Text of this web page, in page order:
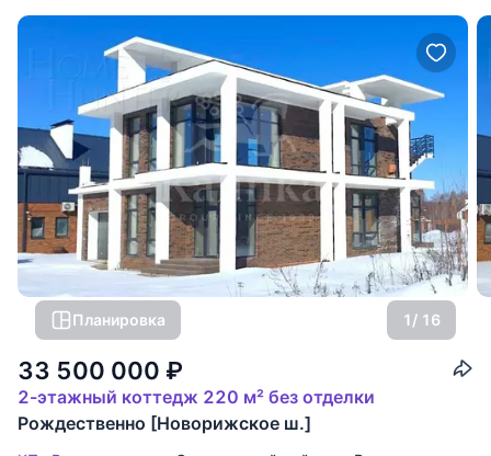
Планировка 1/ 16
33 500 000 ₽
2-этажный коттедж 220 м² без отделки
Рождественно [Новорижское ш.]